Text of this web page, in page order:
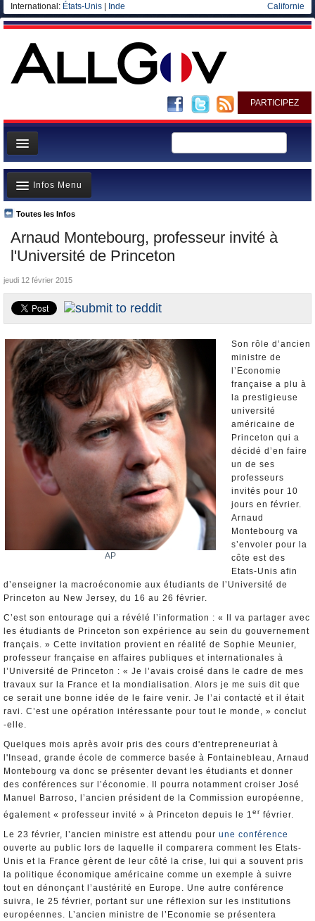
International: États-Unis Inde Californie
PARTICIPEZ
Page d'accueil
Infos
Gouvernement
Ministères/Directions
Blog
Elections européennes
Arnaud Montebourg, professeur invité à
l'Université de Princeton
Toutes les Infos
Infos Menu
A la Une
Polémiques
La France et le Monde
Nominations et Démissions
Elections européennes
Infos insolites
jeudi 12 février 2015
AP
Son rôle d’ancien
ministre de
l’Economie
française a plu à
la prestigieuse
université
américaine de
Princeton qui a
décidé d’en faire
un de ses
professeurs
invités pour 10
jours en février.
Arnaud
Montebourg va
s’envoler pour la
côte est des
Etats-Unis afin
d’enseigner la macroéconomie aux étudiants de l’Université de
Princeton au New Jersey, du 16 au 26 février.
C’est son entourage qui a révélé l’information : « Il va partager avec
les étudiants de Princeton son expérience au sein du gouvernement
français. » Cette invitation provient en réalité de Sophie Meunier,
professeur française en affaires publiques et internationales à
l’Université de Princeton : « Je l’avais croisé dans le cadre de mes
travaux sur la France et la mondialisation. Alors je me suis dit que
ce serait une bonne idée de le faire venir. Je l’ai contacté et il était
ravi. C’est une opération intéressante pour tout le monde, » conclut
-elle.
Quelques mois après avoir pris des cours d'entrepreneuriat à
l'Insead, grande école de commerce basée à Fontainebleau, Arnaud
Montebourg va donc se présenter devant les étudiants et donner
des conférences sur l’économie. Il pourra notamment croiser José
Manuel Barroso, l’ancien président de la Commission européenne,
également « professeur invité » à Princeton depuis le 1er février.
Le 23 février, l’ancien ministre est attendu pour une conférence
ouverte au public lors de laquelle il comparera comment les Etats-
Unis et la France gèrent de leur côté la crise, lui qui a souvent pris
la politique économique américaine comme un exemple à suivre
tout en dénonçant l’austérité en Europe. Une autre conférence
suivra, le 25 février, portant sur une réflexion sur les institutions
européennes. L’ancien ministre de l’Economie se présentera